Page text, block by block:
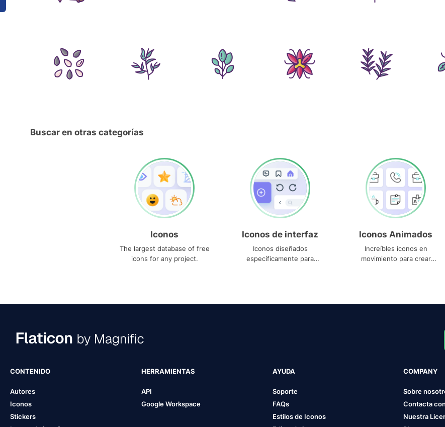
Buscar en otras categorías
Iconos
The largest database of free
icons for any project.
Iconos de interfaz
Iconos diseñados
específicamente para
Iconos Animados
Increíbles iconos en
movimiento para crear
CONTENIDO
Autores
Iconos
Stickers
HERRAMIENTAS
API
Google Workspace
AYUDA
Soporte
FAQs
Estilos de Iconos
COMPANY
Sobre
Contacta
Nuestra